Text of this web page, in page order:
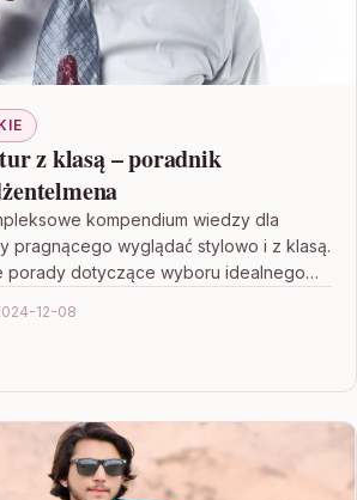
z klasą – poradnik
kompendium wiedzy dla
pragnącego wyglądać stylowo i z klasą.
porady dotyczące wyboru idealnego
12-08